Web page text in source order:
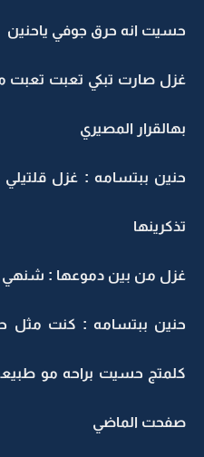
حسيت انه حرق جوفي ياحنين
غزل صارت تبكي تعبت تعبت
بهالقرار المصيري
حنين ببتسامه : غزل قلتيلي
تذكرينها
غزل من بين دموعها : شنهي
حنين ببتسامه : كنت
كلمتج حسيت براحه مو
صفحت الماضي